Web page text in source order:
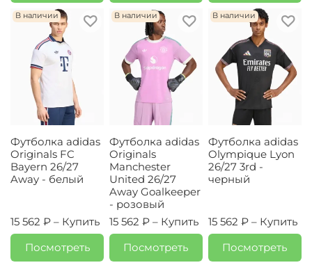
В наличии
Футболка adidas
Originals FC
Bayern 26/27
Away - белый
15 562 ₽ – Купить
Посмотреть
В наличии
Футболка adidas
Originals
Manchester
United 26/27
Away Goalkeeper
- розовый
15 562 ₽ – Купить
Посмотреть
В наличии
Футболка adidas
Olympique Lyon
26/27 3rd -
черный
15 562 ₽ – Купить
Посмотреть